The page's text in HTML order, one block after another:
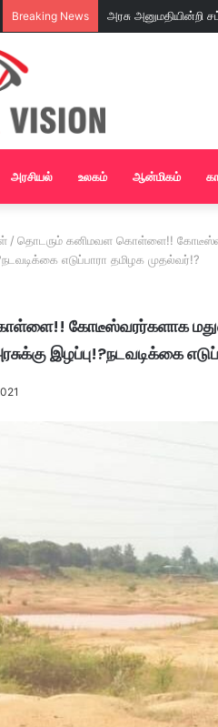
Breaking News
அரசியல் உலகம் ஆன்மிகம்
/ தொடரும் கனிமவள கொள்ளை!!
எடுப்பாரா தமிழக முதல்வர்!?
கோடீஸ்வரர்களாக
இழப்பு!?நடவடிக்கை